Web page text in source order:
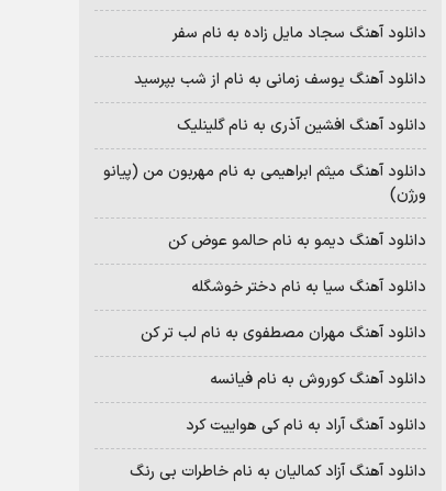
دانلود آهنگ سجاد مایل زاده به نام سفر
دانلود آهنگ یوسف زمانی به نام از شب بپرسید
دانلود آهنگ افشین آذری به نام گلینلیک
دانلود آهنگ میثم ابراهیمی به نام مهربون من (پیانو
ورژن)
دانلود آهنگ دیمو به نام حالمو عوض کن
دانلود آهنگ سیا به نام دختر خوشگله
دانلود آهنگ مهران مصطفوی به نام لب تر کن
دانلود آهنگ کوروش به نام فیانسه
دانلود آهنگ آراد به نام کی هواییت کرد
دانلود آهنگ آزاد کمالیان به نام خاطرات بی رنگ